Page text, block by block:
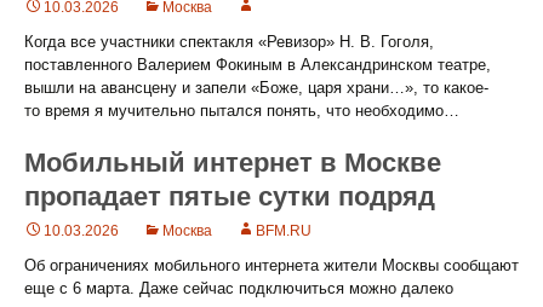
10.03.2026 Москва
Когда все участники спектакля «Ревизор» Н. В. Гоголя,
поставленного Валерием Фокиным в Александринском театре,
вышли на авансцену и запели «Боже, царя храни…», то какое-
то время я мучительно пытался понять, что необходимо…
Мобильный интернет в Москве
пропадает пятые сутки подряд
10.03.2026 Москва BFM.RU
Об ограничениях мобильного интернета жители Москвы сообщают
еще с 6 марта. Даже сейчас подключиться можно далеко